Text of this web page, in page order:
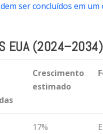
ser concluídos em um
EUA (2024–2034)
Crescimento
estimado
17%